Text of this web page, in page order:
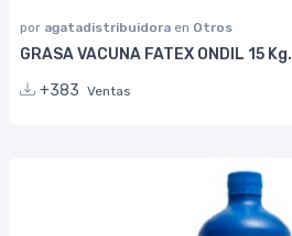
por agatadistribuidora en Otros
GRASA VACUNA FATEX ONDIL 15 Kg.
+383 Ventas